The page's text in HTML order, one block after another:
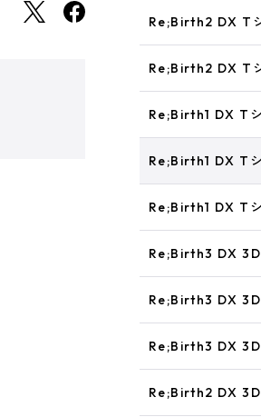
Re;Birth2 DX T
Re;Birth2 DX T
Re;Birth1 DX T
Re;Birth1 DX T
Re;Birth1 DX T
Re;Birth3 DX
Re;Birth3 DX
Re;Birth3 DX
Re;Birth2 DX